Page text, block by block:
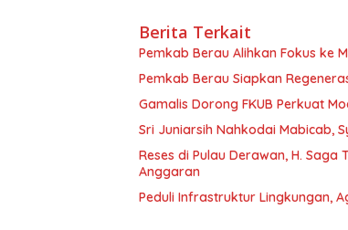
Berita Terkait
Pemkab Berau Alihkan Fokus ke
Pemkab Berau Siapkan
Gamalis Dorong FKUB Perkuat
Sri Juniarsih Nahkodai Mabicab,
Reses di Pulau Derawan, H.
Anggaran
Peduli Infrastruktur Lingkungan,